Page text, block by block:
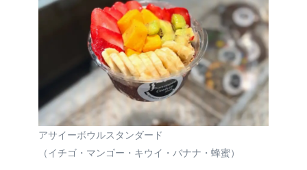
アサイーボウルスタンダード
（イチゴ・マンゴー・キウイ・バナナ・蜂蜜）